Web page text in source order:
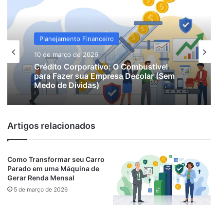
Planejamento Financeiro
10 de março de 2026
Crédito Corporativo: O Combustível
para Fazer sua Empresa Decolar (Sem
Planejamento Financeiro
10 de março de 2026
O Poder da Alavancagem: Quando
Esperar
Artigos relacionados
Como Transformar seu Carro
Parado em uma Máquina de
Gerar Renda Mensal
5 de março de 2026